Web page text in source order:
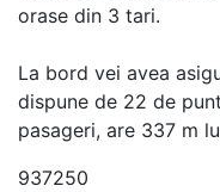
orase din 3 tari.
La bord vei avea
dispune de 22 de
pasageri, are 337 m
937250